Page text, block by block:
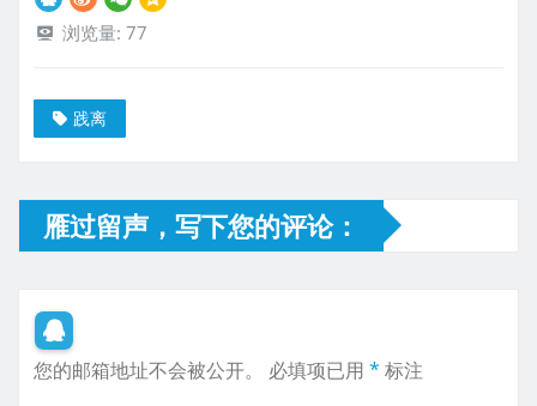
浏览量: 77
践离
雁过留声，写下您的评论：
您的邮箱地址不会被公开。 必填项已用 * 标注